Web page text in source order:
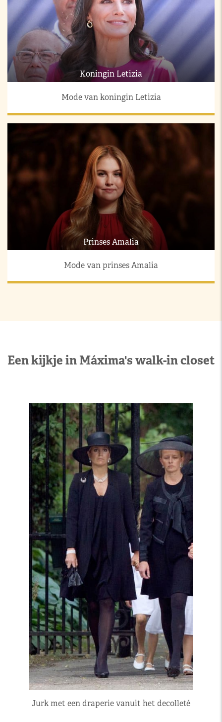
Koningin Letizia
Mode van koningin Letizia
Prinses Amalia
Mode van prinses Amalia
Een kijkje in Máxima's walk-in closet
Jurk met een draperie vanuit het decolleté